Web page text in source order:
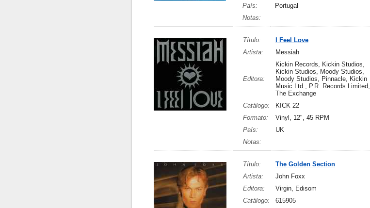
País:
Portugal
Notas:
Título: I Feel Love
Artista:
Messiah
Editora:
Kickin Records, Kickin Studios,
Kickin Studios, Moody Studios,
Moody Studios, Pinnacle, Kickin
Music Ltd., P.R. Records Limited,
The Exchange
Catálogo: KICK 22
Formato:
Vinyl, 12", 45 RPM
País:
UK
Notas:
Título: The Golden Section
Artista:
John Foxx
Editora:
Virgin, Edisom
Catálogo:
615905